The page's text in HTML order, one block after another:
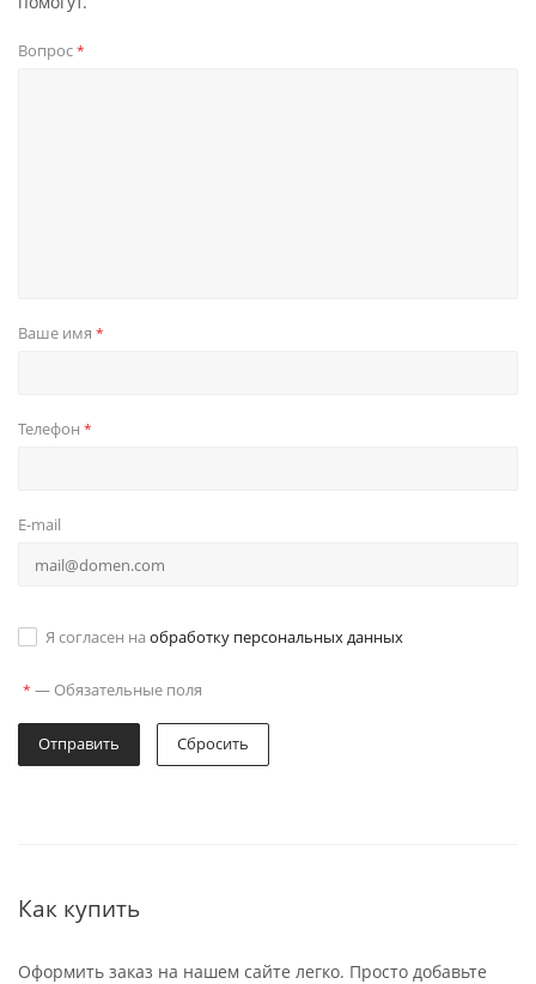
Вопрос*
Ваше имя *
Телефон *
E-mail
Я согласен на обработку персональных данных
* — Обязательные поля
Отправить Сбросить
Как купить
Оформить заказ на нашем сайте легко. Просто добавьте